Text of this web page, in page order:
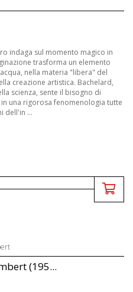
indaga sul momento magico in
trasforma un elemento
nella materia "libera" del
creazione artistica. Bachelard,
scienza, sente il bisogno di
una rigorosa fenomenologia tutte
dell'in ...
(195...